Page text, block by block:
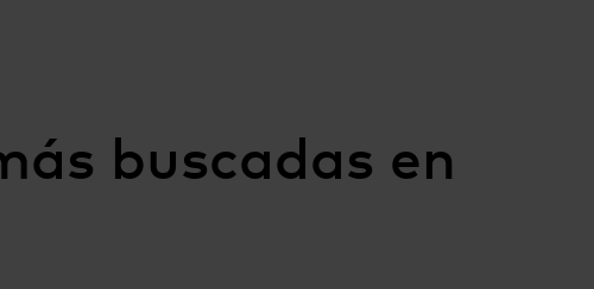
buscadas en